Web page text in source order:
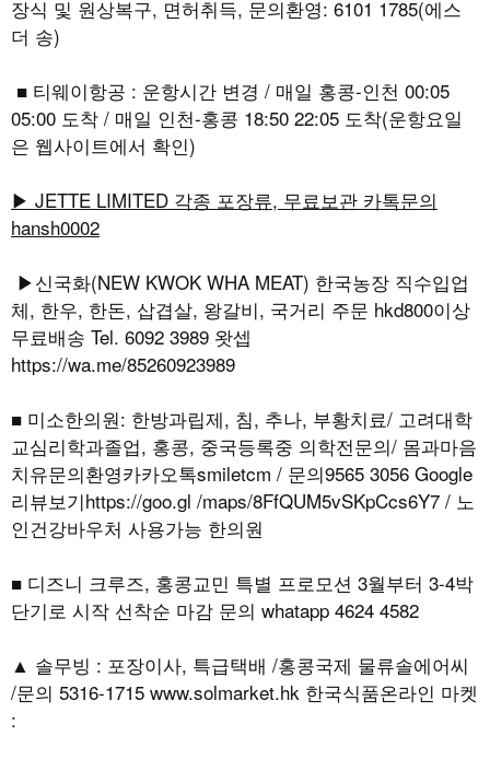
장식 및 원상복구, 면허취득, 문의환영: 6101 1785(에스
더 송)
■ 티웨이항공 : 운항시간 변경 / 매일 홍콩-인천 00:05
05:00 도착 / 매일 인천-홍콩 18:50 22:05 도착(운항요일
은 웹사이트에서 확인)
▶ JETTE LIMITED 각종 포장류, 무료보관 카톡문의
hansh0002
▶신국화(NEW KWOK WHA MEAT) 한국농장 직수입업
체, 한우, 한돈, 삽겹살, 왕갈비, 국거리 주문 hkd800이상
무료배송 Tel. 6092 3989 왓셉
https://wa.me/85260923989
■ 미소한의원: 한방과립제, 침, 추나, 부황치료/ 고려대학
교심리학과졸업, 홍콩, 중국등록중 의학전문의/ 몸과마음
치유문의환영카카오톡smiletcm / 문의9565 3056 Google
리뷰보기https://goo.gl /maps/8FfQUM5vSKpCcs6Y7 / 노
인건강바우처 사용가능 한의원
■ 디즈니 크루즈, 홍콩교민 특별 프로모션 3월부터 3-4박
단기로 시작 선착순 마감 문의 whatapp 4624 4582
▲ 솔무빙 : 포장이사, 특급택배 /홍콩국제 물류솔에어씨
/문의 5316-1715 www.solmarket.hk 한국식품온라인 마켓
: